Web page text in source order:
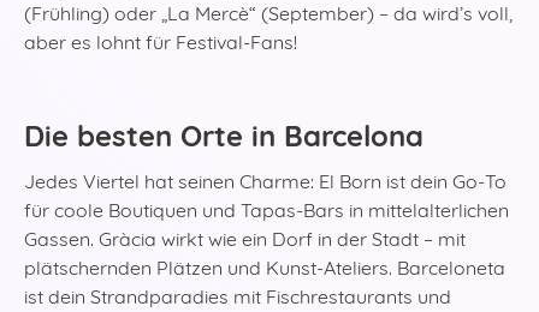
(Frühling) oder „La Mercè“ (September) – da wird’s voll,
aber es lohnt für Festival-Fans!
Die besten Orte in Barcelona
Jedes Viertel hat seinen Charme: El Born ist dein Go-To
für coole Boutiquen und Tapas-Bars in mittelalterlichen
Gassen. Gràcia wirkt wie ein Dorf in der Stadt – mit
plätschernden Plätzen und Kunst-Ateliers. Barceloneta
ist dein Strandparadies mit Fischrestaurants und